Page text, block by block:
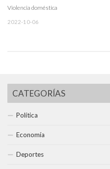
Violencia doméstica
2022-10-06
CATEGORÍAS
Política
Economía
Deportes